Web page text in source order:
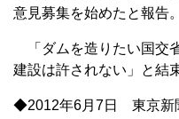
意見募集を始めたと報告。
「ダムを造りたい国交
建設は許されない」と結
◆2012年6月7日 東京新